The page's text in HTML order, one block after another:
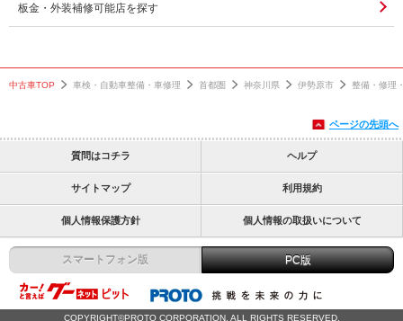
板金・外装補修可能店を探す
中古車TOP 車検・自動車整備・車修理 首都圏 神奈川県 伊勢原市 整備・修理
ページの先頭へ
質問はコチラ ヘルプ
サイトマップ 利用規約
個人情報保護方針 個人情報の取扱いについて
スマートフォン版 PC版
COPYRIGHT©PROTO CORPORATION. ALL RIGHTS RESERVED.